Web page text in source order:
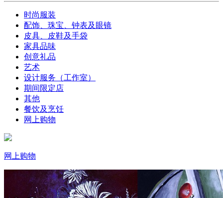
时尚服装
配饰、珠宝、钟表及眼镜
皮具、皮鞋及手袋
家具品味
创意礼品
艺术
设计服务（工作室）
期间限定店
其他
餐饮及烹饪
网上购物
网上购物